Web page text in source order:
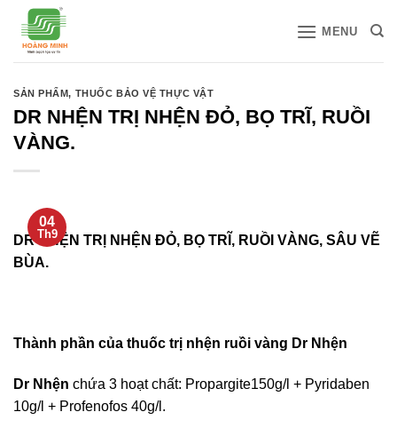
qua
MENU
SẢN PHẨM, THUỐC BẢO VỆ THỰC VẬT
DR NHỆN TRỊ NHỆN ĐỎ, BỌ TRĨ, RUỒI
VÀNG.
04
Th9
DR NHỆN TRỊ NHỆN ĐỎ, BỌ TRĨ, RUỒI VÀNG, SÂU VẼ
BÙA.
Thành phần của thuốc trị nhện ruồi vàng Dr Nhện
Dr Nhện chứa 3 hoạt chất: Propargite150g/l + Pyridaben
10g/l + Profenofos 40g/l.